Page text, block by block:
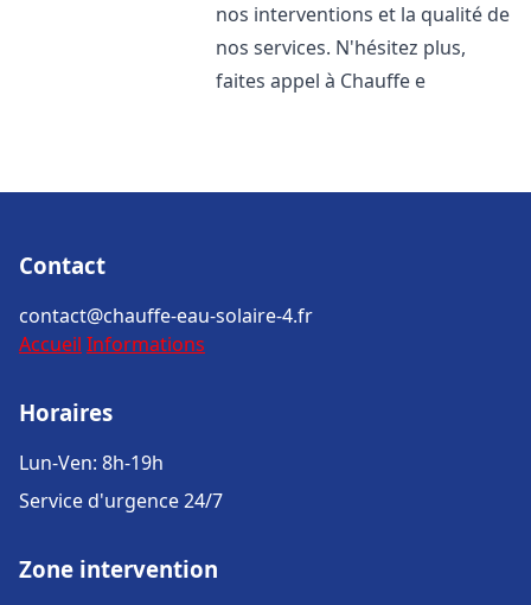
nos interventions et la qualité de
nos services. N'hésitez plus,
faites appel à Chauffe e
Contact
contact@chauffe-eau-solaire-4.fr
Accueil Informations
Horaires
Lun-Ven: 8h-19h
Service d'urgence 24/7
Zone intervention